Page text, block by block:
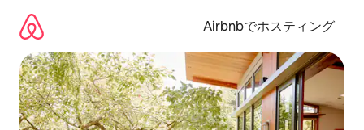
Airbnbでホスティング